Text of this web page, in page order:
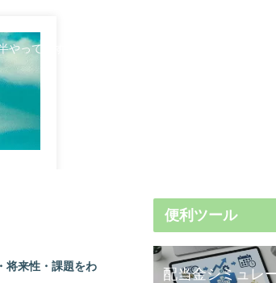
ってます。日々のことや資産形成について発信し
将来性・課題をわ
便利ツール
配当金シミュレ